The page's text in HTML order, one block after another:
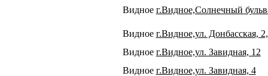
Видное г.Видное,Солнечный
Видное г.Видное,ул. Донбасская,
Видное г.Видное,ул. Завидная, 12
Видное г.Видное,ул. Завидная, 4